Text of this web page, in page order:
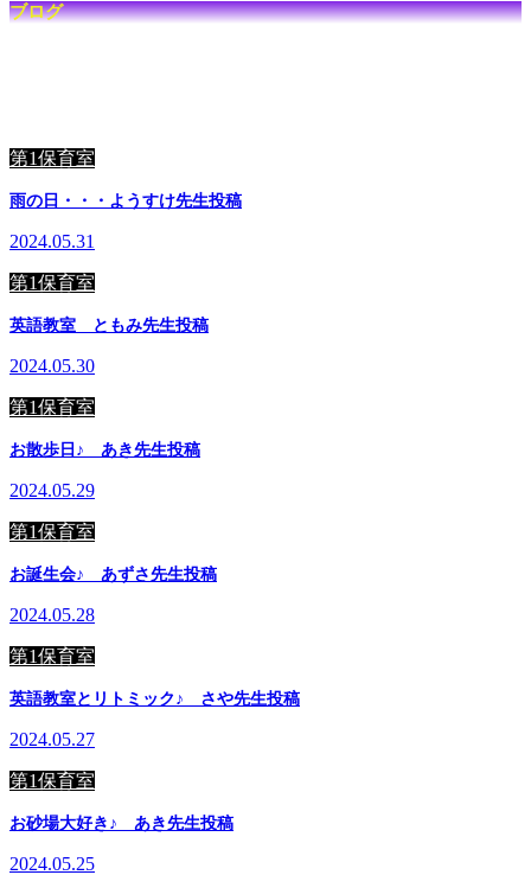
ブログ
第1保育室
雨の日・・・ようすけ先生投稿
2024.05.31
第1保育室
英語教室 ともみ先生投稿
2024.05.30
第1保育室
お散歩日♪ あき先生投稿
2024.05.29
第1保育室
お誕生会♪ あずさ先生投稿
2024.05.28
第1保育室
英語教室とリトミック♪ さや先生投稿
2024.05.27
第1保育室
お砂場大好き♪ あき先生投稿
2024.05.25